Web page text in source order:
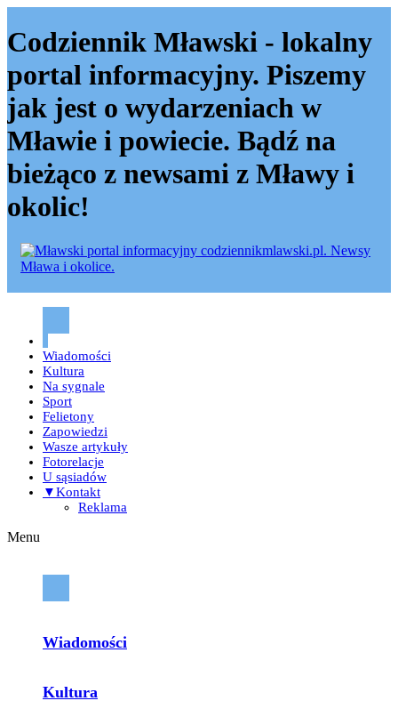
Codziennik Mławski - lokalny
portal informacyjny. Piszemy
jak jest o wydarzeniach w
Mławie i powiecie. Bądź na
bieżąco z newsami z Mławy i
okolic!
Codziennik mławski – Mława
Wiadomości
Kultura
Na sygnale
Sport
Felietony
Zapowiedzi
Wasze artykuły
Fotorelacje
U sąsiadów
▼Kontakt
Reklama
Menu
Wiadomości
Kultura